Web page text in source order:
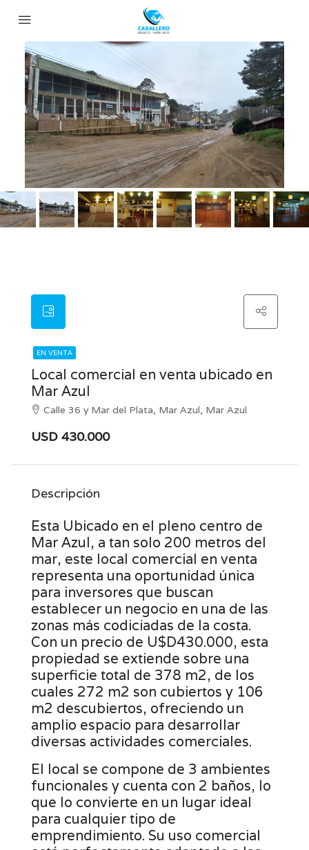
EN VENTA
Local comercial en venta ubicado en
Mar Azul
Calle 36 y Mar del Plata, Mar Azul, Mar Azul
USD 430.000
Descripción
Esta Ubicado en el pleno centro de
Mar Azul, a tan solo 200 metros del
mar, este local comercial en venta
representa una oportunidad única
para inversores que buscan
establecer un negocio en una de las
zonas más codiciadas de la costa.
Con un precio de U$D430.000, esta
propiedad se extiende sobre una
superficie total de 378 m2, de los
cuales 272 m2 son cubiertos y 106
m2 descubiertos, ofreciendo un
amplio espacio para desarrollar
diversas actividades comerciales.
El local se compone de 3 ambientes
funcionales y cuenta con 2 baños, lo
que lo convierte en un lugar ideal
para cualquier tipo de
emprendimiento. Su uso comercial